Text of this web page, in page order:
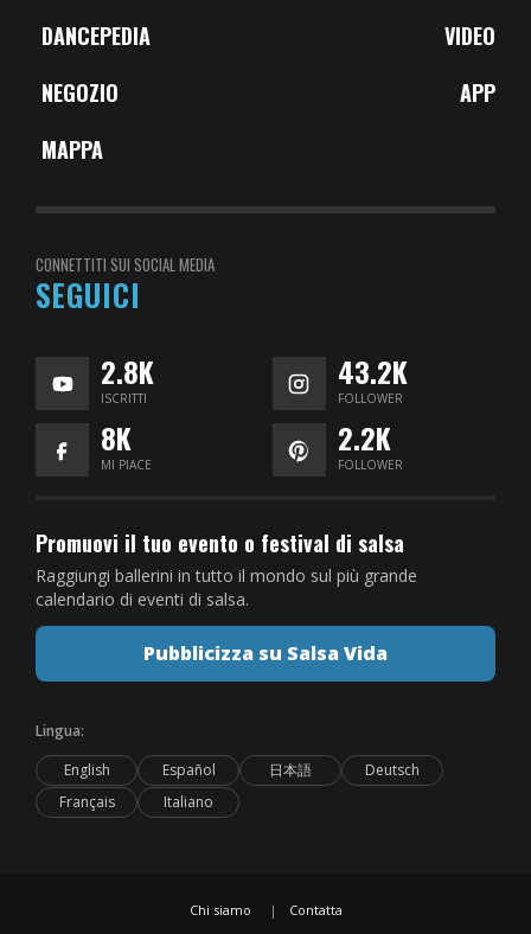
VIDEO
DANCEPEDIA
APP
NEGOZIO
MAPPA
CONNETTITI SUI SOCIAL MEDIA
SEGUICI
2.8K
ISCRITTI
43.2K
FOLLOWER
8K
MI PIACE
2.2K
FOLLOWER
Promuovi il tuo evento o festival di salsa
Raggiungi ballerini in tutto il mondo sul più grande
calendario di eventi di salsa.
Pubblicizza su Salsa Vida
Lingua:
English
Español 日本語
Deutsch
Français
Italiano
Chi siamo Contatta